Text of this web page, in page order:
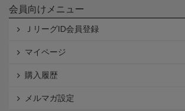
会員向けメニュー
ＪリーグID会員登録
マイページ
購入履歴
メルマガ設定